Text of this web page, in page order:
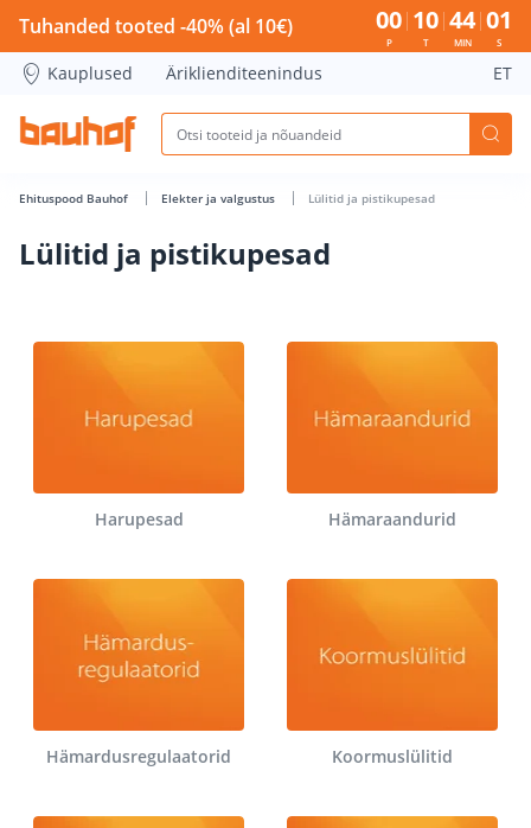
Lülitid ja pistikupesad - Bauhof has loaded
Tuhanded tooted -40% (al 10€) 00
P
10
T
44
MIN
00
S
Kauplused Äriklienditeenindus ET
Ehituspood Bauhof Elekter ja valgustus Lülitid ja pistikupesad
Lülitid ja pistikupesad
Harupesad Hämaraandurid
Hämardusregulaatorid Koormuslülitid